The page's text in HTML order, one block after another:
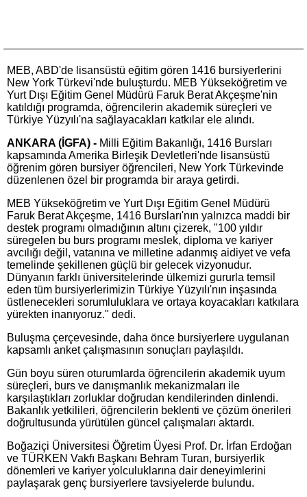
MEB, ABD'de lisansüstü eğitim gören 1416 bursiyerlerini
New York Türkevi'nde buluşturdu. MEB Yükseköğretim ve
Yurt Dışı Eğitim Genel Müdürü Faruk Berat Akçeşme'nin
katıldığı programda, öğrencilerin akademik süreçleri ve
Türkiye Yüzyılı'na sağlayacakları katkılar ele alındı.
ANKARA (İGFA) - Milli Eğitim Bakanlığı, 1416 Bursları
kapsamında Amerika Birleşik Devletleri'nde lisansüstü
öğrenim gören bursiyer öğrencileri, New York Türkevinde
düzenlenen özel bir programda bir araya getirdi.
MEB Yükseköğretim ve Yurt Dışı Eğitim Genel Müdürü
Faruk Berat Akçeşme, 1416 Bursları'nın yalnızca maddi bir
destek programı olmadığının altını çizerek, "100 yıldır
süregelen bu burs programı meslek, diploma ve kariyer
avcılığı değil, vatanına ve milletine adanmış aidiyet ve vefa
temelinde şekillenen güçlü bir gelecek vizyonudur.
Dünyanın farklı üniversitelerinde ülkemizi gururla temsil
eden tüm bursiyerlerimizin Türkiye Yüzyılı'nın inşasında
üstlenecekleri sorumluluklara ve ortaya koyacakları katkılara
yürekten inanıyoruz." dedi.
Buluşma çerçevesinde, daha önce bursiyerlere uygulanan
kapsamlı anket çalışmasının sonuçları paylaşıldı.
Gün boyu süren oturumlarda öğrencilerin akademik uyum
süreçleri, burs ve danışmanlık mekanizmaları ile
karşılaştıkları zorluklar doğrudan kendilerinden dinlendi.
Bakanlık yetkilileri, öğrencilerin beklenti ve çözüm önerileri
doğrultusunda yürütülen güncel çalışmaları aktardı.
Boğaziçi Üniversitesi Öğretim Üyesi Prof. Dr. İrfan Erdoğan
ve TÜRKEN Vakfı Başkanı Behram Turan, bursiyerlik
dönemleri ve kariyer yolculuklarına dair deneyimlerini
paylaşarak genç bursiyerlere tavsiyelerde bulundu.